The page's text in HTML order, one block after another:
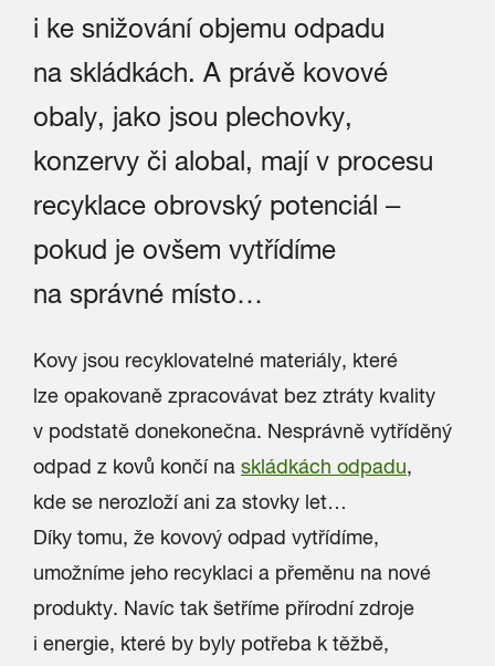
i ke snižování objemu odpadu
na skládkách. A právě kovové
obaly, jako jsou plechovky,
konzervy či alobal, mají v procesu
recyklace obrovský potenciál –
pokud je ovšem vytřídíme
na správné místo…
Kovy jsou recyklovatelné materiály, které
lze opakovaně zpracovávat bez ztráty kvality
v podstatě donekonečna. Nesprávně vytříděný
odpad z kovů končí na skládkách odpadu,
kde se nerozloží ani za stovky let…
Díky tomu, že kovový odpad vytřídíme,
umožníme jeho recyklaci a přeměnu na nové
produkty. Navíc tak šetříme přírodní zdroje
i energie, které by byly potřeba k těžbě,